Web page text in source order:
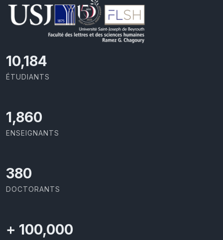
10,801
ÉTUDIANTS
1,973
ENSEIGNANTS
403
DOCTORANTS
+ 100,000